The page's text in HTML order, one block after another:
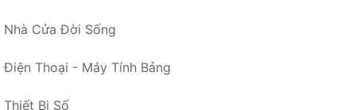
Nhà Cửa Đời Sống
Điện Thoại - Máy Tính Bảng
Thiết Bị Số